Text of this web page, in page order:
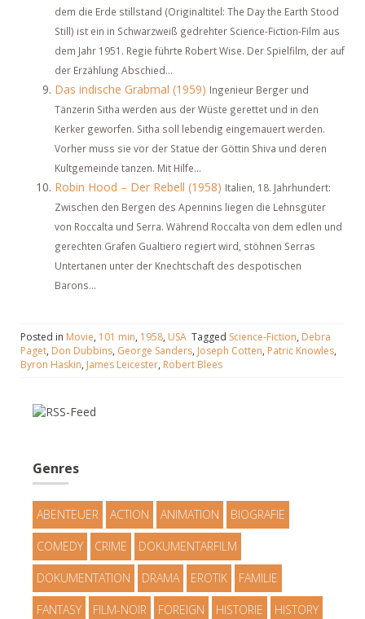
dem die Erde stillstand (Originaltitel: The Day the Earth Stood
Still) ist ein in Schwarzweiß gedrehter Science-Fiction-Film aus
dem Jahr 1951. Regie führte Robert Wise. Der Spielfilm, der auf
der Erzählung Abschied...
Das indische Grabmal (1959) Ingenieur Berger und
Tänzerin Sitha werden aus der Wüste gerettet und in den
Kerker geworfen. Sitha soll lebendig eingemauert werden.
Vorher muss sie vor der Statue der Göttin Shiva und deren
Kultgemeinde tanzen. Mit Hilfe...
Robin Hood – Der Rebell (1958) Italien, 18. Jahrhundert:
Zwischen den Bergen des Apennins liegen die Lehnsgüter
von Roccalta und Serra. Während Roccalta von dem edlen und
gerechten Grafen Gualtiero regiert wird, stöhnen Serras
Untertanen unter der Knechtschaft des despotischen
Barons...
Posted in Movie, 101 min, 1958, USA Tagged Science-Fiction, Debra
Paget, Don Dubbins, George Sanders, Joseph Cotten, Patric Knowles,
Byron Haskin, James Leicester, Robert Blees
Genres
ABENTEUER ACTION ANIMATION BIOGRAFIE
COMEDY CRIME DOKUMENTARFILM
DOKUMENTATION DRAMA EROTIK FAMILIE
FANTASY FILM-NOIR FOREIGN HISTORIE HISTORY